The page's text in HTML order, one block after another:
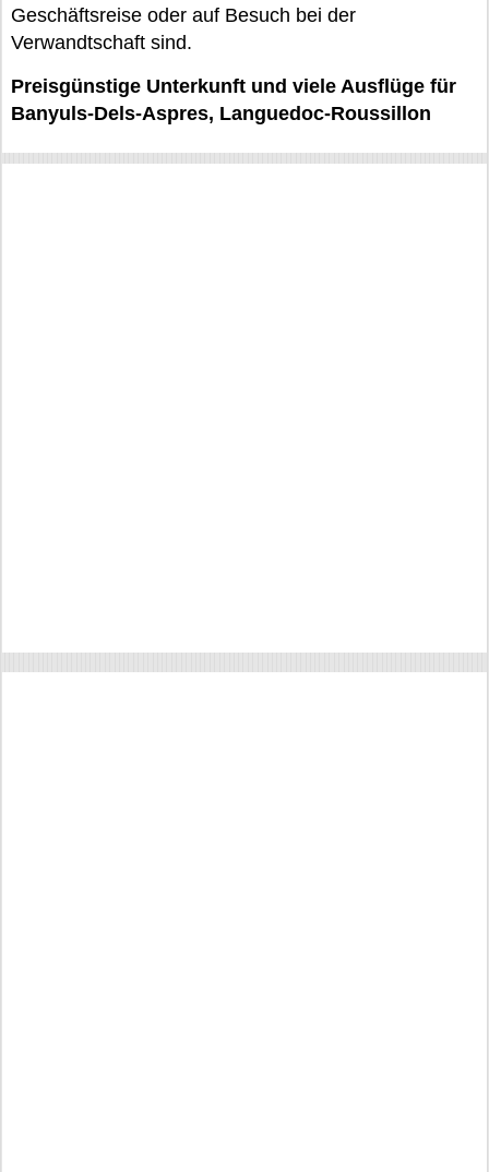
Geschäftsreise oder auf Besuch bei der
Verwandtschaft sind.
Preisgünstige Unterkunft und viele Ausflüge für
Banyuls-Dels-Aspres, Languedoc-Roussillon